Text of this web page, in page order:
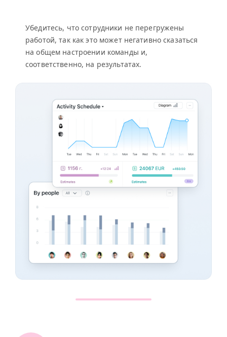
Убедитесь, что сотрудники не перегружены
работой, так как это может негативно сказаться
на общем настроении команды и,
соответственно, на результатах.